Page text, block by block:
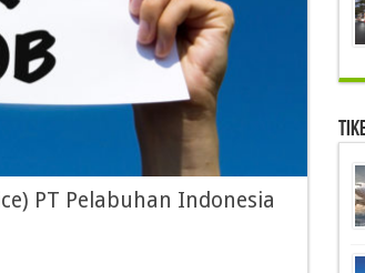
PT Pelabuhan Indonesia